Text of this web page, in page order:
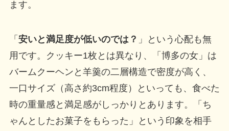
ます。
「 安いと満足度が低いのでは？ 」という心配も無
用です。クッキー1枚とは異なり、「博多の女」は
バームクーヘンと羊羹の二層構造で密度が高く、
一口サイズ（高さ約3cm程度）といっても、食べた
時の重量感と満足感がしっかりとあります。「ち
ゃんとしたお菓子をもらった」という印象を相手